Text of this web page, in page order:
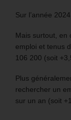
Sur l’année
Mais surtout, en
emploi et tenus
106 200 (soit
Plus
rechercher un
sur un an (soit